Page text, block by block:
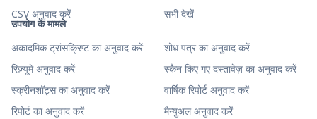
उपयोग के मामले
अकादमिक ट्रांसक्रिप्ट का अनुवाद करें
शोध पत्र का अनुवाद करें
रिज़्यूमे अनुवाद करें
स्कैन किए गए दस्तावेज़ का अनुवाद करें
स्क्रीनशॉट्स का अनुवाद करें
वार्षिक रिपोर्ट अनुवाद करें
रिपोर्ट का अनुवाद करें
मैन्युअल अनुवाद करें
CSV अनुवाद करें
सभी देखें